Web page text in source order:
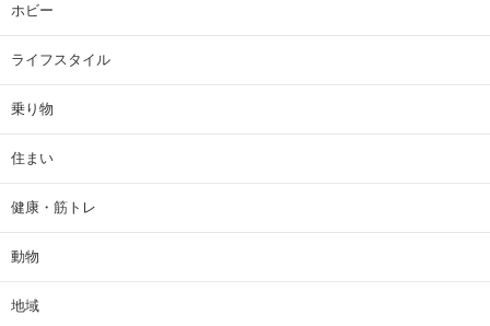
ホビー
ライフスタイル
乗り物
住まい
健康・筋トレ
動物
地域